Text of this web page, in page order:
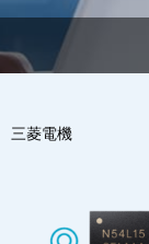
三菱電機